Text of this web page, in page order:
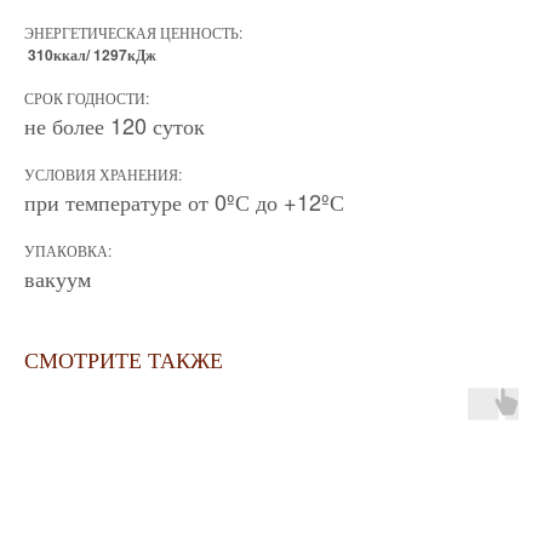
ЭНЕРГЕТИЧЕСКАЯ ЦЕННОСТЬ:
310ккал/ 1297кДж
СРОК ГОДНОСТИ:
не более 120 суток
УСЛОВИЯ ХРАНЕНИЯ:
при температуре от 0ºС до +12ºС
УПАКОВКА:
вакуум
СМОТРИТЕ ТАКЖЕ